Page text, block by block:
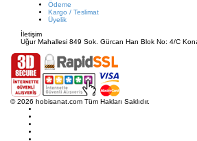
Ödeme
Kargo / Teslimat
Üyelik
İletişim
Uğur Mahallesi 849 Sok. Gürcan Han Blok No: 4/C
© 2026 hobisanat.com Tüm Hakları Saklıdır.